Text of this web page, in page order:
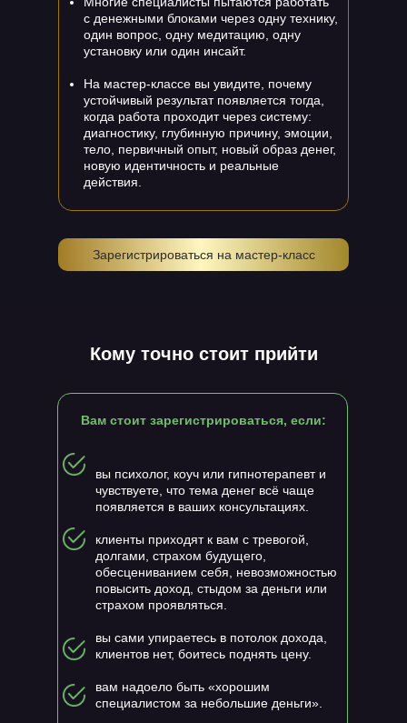
Зарегистрироваться на мастер-класс
с денежными блоками через одну технику,
один вопрос, одну медитацию, одну
установку или один инсайт.
На мастер-классе вы увидите, почему
устойчивый результат появляется тогда,
когда работа проходит через систему:
диагностику, глубинную причину, эмоции,
тело, первичный опыт, новый образ денег,
новую идентичность и реальные
действия.
Кому точно стоит прийти
вы психолог, коуч или гипнотерапевт и
чувствуете, что тема денег всё чаще
появляется в ваших консультациях.
клиенты приходят к вам с тревогой,
долгами, страхом будущего,
обесцениванием себя, невозможностью
повысить доход, стыдом за деньги или
страхом проявляться.
вы сами упираетесь в потолок дохода,
клиентов нет, боитесь поднять цену.
вам надоело быть «хорошим
специалистом за небольшие деньги».
Вам стоит зарегистрироваться, если: